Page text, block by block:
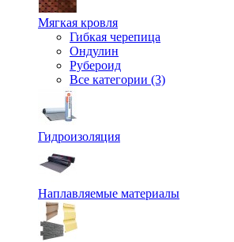
Мягкая кровля
Гибкая черепица
Ондулин
Рубероид
Все категории (3)
Гидроизоляция
Наплавляемые материалы